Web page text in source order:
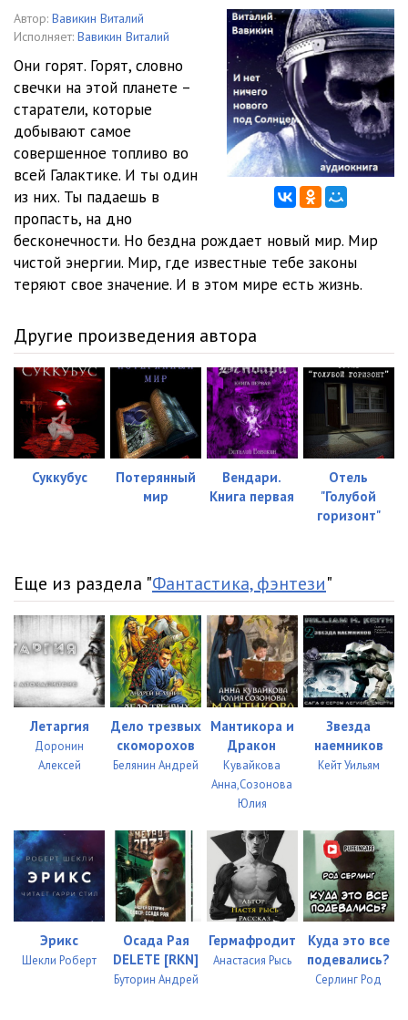
Автор: Вавикин Виталий
Исполняет: Вавикин Виталий
Они горят. Горят, словно
свечки на этой планете –
старатели, которые
добывают самое
совершенное топливо во
всей Галактике. И ты один
из них. Ты падаешь в
пропасть, на дно
бесконечности. Но бездна рождает новый мир. Мир
чистой энергии. Мир, где известные тебе законы
теряют свое значение. И в этом мире есть жизнь.
Другие произведения автора
Суккубус
Потерянный
мир
Вендари.
Книга первая
Отель
"Голубой
горизонт"
Еще из раздела "Фантастика, фэнтези"
Летаргия
Доронин
Алексей
Дело трезвых
скоморохов
Белянин Андрей
Мантикора и
Дракон
Кувайкова
Анна,Созонова
Юлия
Звезда
наемников
Кейт Уильям
Эрикс
Шекли Роберт
Осада Рая
DELETE [RKN]
Буторин Андрей
Гермафродит
Анастасия Рысь
Куда это все
подевались?
Серлинг Род